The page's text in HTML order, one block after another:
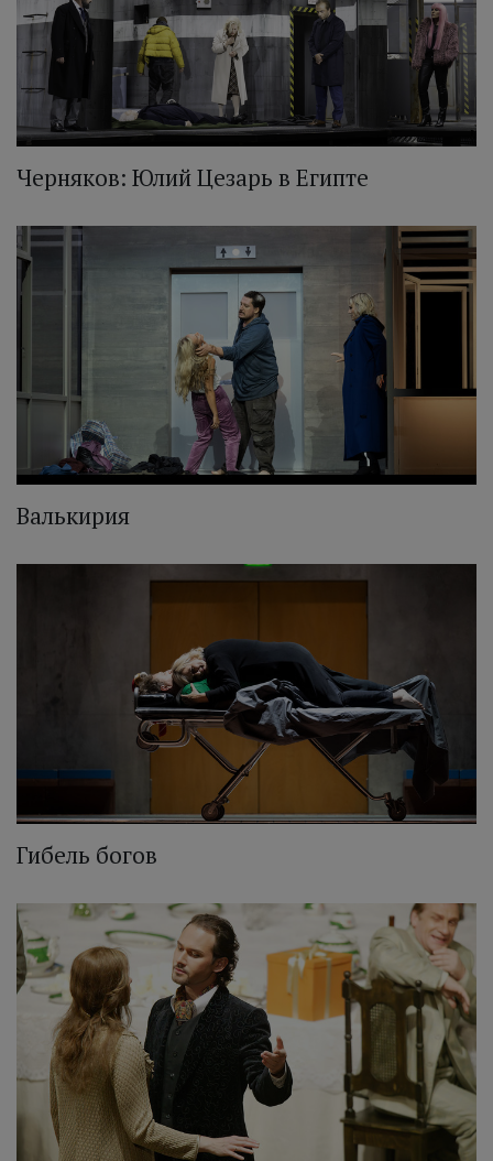
Черняков: Юлий Цезарь в Египте
Валькирия
Гибель богов